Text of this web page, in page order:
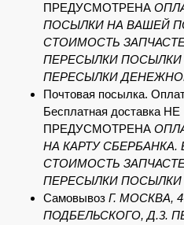
ПРЕДУСМОТРЕНА
ПОСЫЛКИ НА ВАШЕЙ
СТОИМОСТЬ
ПЕРЕСЫЛКИ
ПЕРЕСЫЛКИ
Почтовая посылка.
Бесплатная доставка НЕ
ПРЕДУСМОТРЕНА
НА КАРТУ СБЕРБАНКА.
СТОИМОСТЬ
ПЕРЕСЫЛКИ ПОСЫЛКИ
Самовывоз Г. МОСКВА,
ПОДБЕЛЬСКОГО, Д.3.